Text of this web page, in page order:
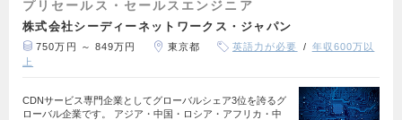
プリセールス・セールスエンジニア
株式会社シーディーネットワークス・ジャパン
750万円 ～ 849万円 東京都 英語力が必要
年収600万以
上
CDNサービス専門企業としてグローバルシェア3位を誇るグ
ローバル企業です。 アジア・中国・ロシア・アフリカ・中